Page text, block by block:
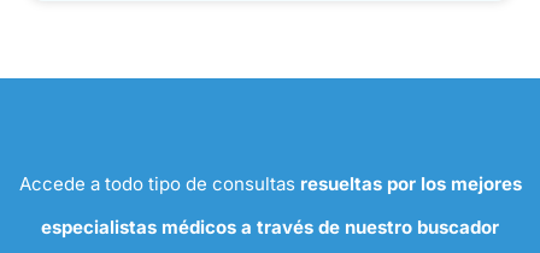
Accede a todo tipo de consultas resueltas por los mejores
especialistas médicos a través de nuestro buscador